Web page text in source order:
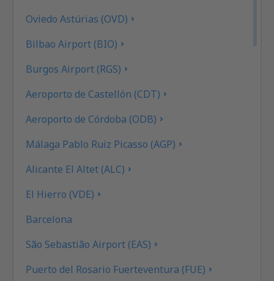
Oviedo Astúrias (OVD)
Bilbao Airport (BIO)
Burgos Airport (RGS)
Aeroporto de Castellón (CDT)
Aeroporto de Córdoba (ODB)
Málaga Pablo Ruiz Picasso (AGP)
Alicante El Altet (ALC)
El Hierro (VDE)
Barcelona
São Sebastião Airport (EAS)
Puerto del Rosario Fuerteventura (FUE)